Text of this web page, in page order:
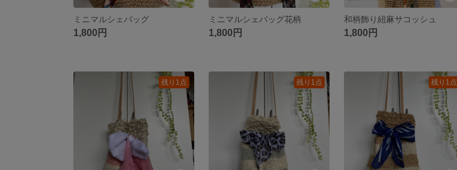
ミニマルシェバッグ
1,800円
ミニマルシェバッグ花柄
1,800円
和柄飾り紐麻サコッシュ
1,800円
残り1点 残り1点 残り1点